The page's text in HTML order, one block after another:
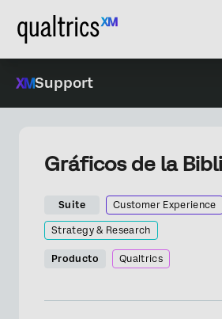
Support
Gráficos de la
Suite Customer Experience
Strategy & Research
Producto Qualtrics